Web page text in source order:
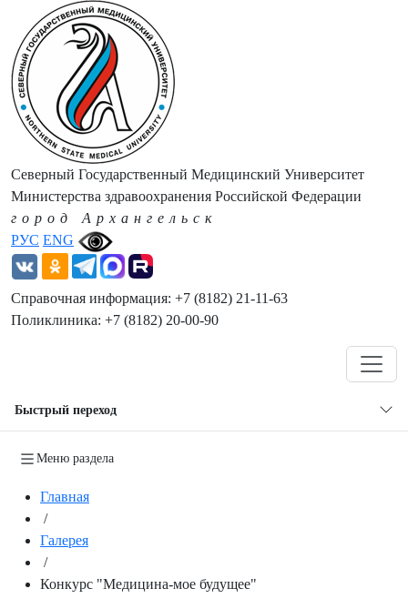
РУС ENG
Северный Государственный Медицинский Университет
Министерства здравоохранения Российской Федерации
город Архангельск
Справочная информация: +7 (8182) 21-11-63
Поликлиника: +7 (8182) 20-00-90
Быстрый переход
Меню раздела
Главная
/
Галерея
/
Конкурс "Медицина-мое будущее"